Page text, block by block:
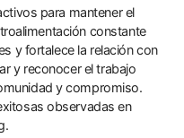
para mantener el
constante
y fortalece la relación con
y reconocer el trabajo
y compromiso.
observadas en